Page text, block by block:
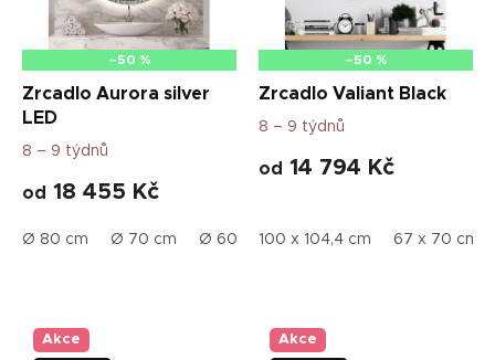
e
m
i
–50 %
Zrcadlo Aurora silver
LED
8 – 9 týdnů
od 18 455 Kč
Ø 80 cm Ø 70 cm Ø 60 cm
–50 %
Zrcadlo Valiant Black
8 – 9 týdnů
od 14 794 Kč
100 x 104,4 cm 67 x 70 cm
Akce Akce